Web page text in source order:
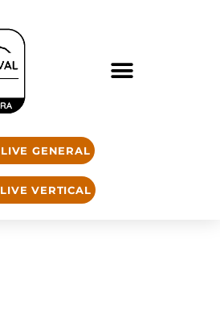
LIVE GENERAL
LIVE VERTICAL